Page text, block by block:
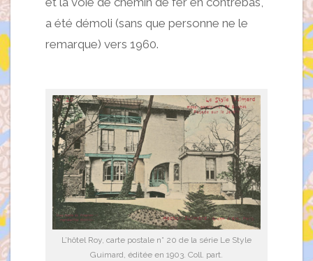
a été démoli (sans que personne ne le
remarque) vers 1960.
L’hôtel Roy, carte postale n° 20 de la série Le Style
Guimard, éditée en 1903. Coll. part.